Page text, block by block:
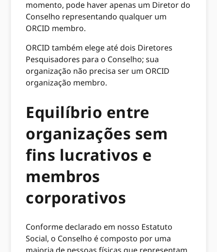
momento, pode haver apenas um Diretor do
Conselho representando qualquer um
ORCID membro.
ORCID também elege até dois Diretores
Pesquisadores para o Conselho; sua
organização não precisa ser um ORCID
organização membro.
Equilíbrio entre
organizações sem
fins lucrativos e
membros
corporativos
Conforme declarado em nosso Estatuto
Social, o Conselho é composto por uma